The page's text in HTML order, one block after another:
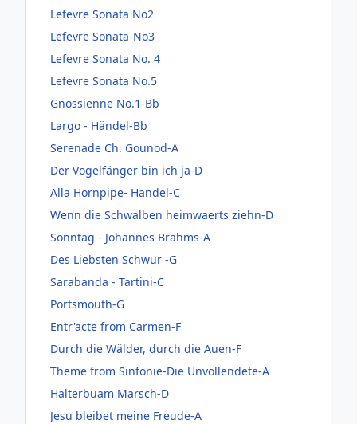
Lefevre Sonata No2
Lefevre Sonata-No3
Lefevre Sonata No. 4
Lefevre Sonata No.5
Gnossienne No.1-Bb
Largo - Händel-Bb
Serenade Ch. Gounod-A
Der Vogelfänger bin ich ja-D
Alla Hornpipe- Handel-C
Wenn die Schwalben heimwaerts ziehn-D
Sonntag - Johannes Brahms-A
Des Liebsten Schwur -G
Sarabanda - Tartini-C
Portsmouth-G
Entr'acte from Carmen-F
Durch die Wälder, durch die Auen-F
Theme from Sinfonie-Die Unvollendete-A
Halterbuam Marsch-D
Jesu bleibet meine Freude-A